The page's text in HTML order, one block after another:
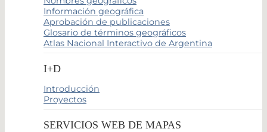
Información geográfica
Aprobación de publicaciones
Glosario de términos geográficos
Atlas Nacional Interactivo de Argentina
I+D
Introducción
Proyectos
SERVICIOS WEB DE MAPAS